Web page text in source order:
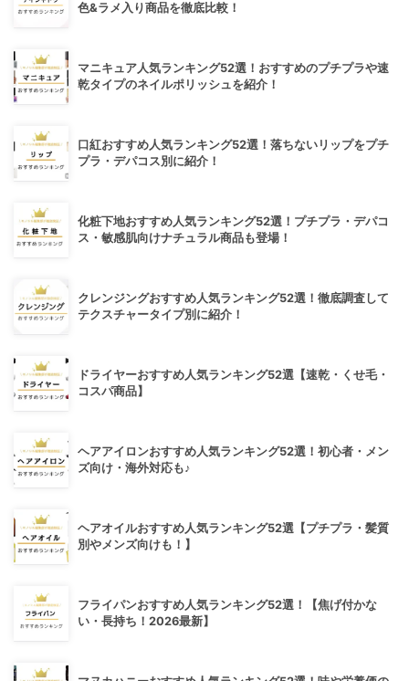
色&ラメ入り商品を徹底比較！
マニキュア人気ランキング52選！おすすめのプチプラや速
乾タイプのネイルポリッシュを紹介！
口紅おすすめ人気ランキング52選！落ちないリップをプチ
プラ・デパコス別に紹介！
化粧下地おすすめ人気ランキング52選！プチプラ・デパコ
ス・敏感肌向けナチュラル商品も登場！
クレンジングおすすめ人気ランキング52選！徹底調査して
テクスチャータイプ別に紹介！
ドライヤーおすすめ人気ランキング52選【速乾・くせ毛・
コスパ商品】
ヘアアイロンおすすめ人気ランキング52選！初心者・メン
ズ向け・海外対応も♪
ヘアオイルおすすめ人気ランキング52選【プチプラ・髪質
別やメンズ向けも！】
フライパンおすすめ人気ランキング52選！【焦げ付かな
い・長持ち！2026最新】